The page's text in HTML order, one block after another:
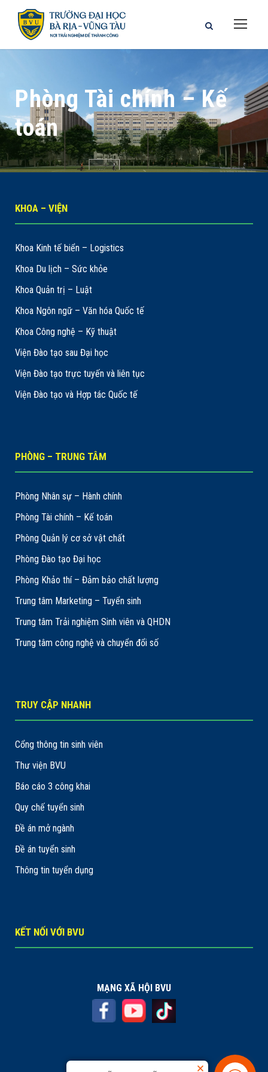
Phòng Tài chính – Kế
toán
KHOA – VIỆN
Khoa Kinh tế biển – Logistics
Khoa Du lịch – Sức khỏe
Khoa Quản trị – Luật
Khoa Ngôn ngữ – Văn hóa Quốc tế
Khoa Công nghệ – Kỹ thuật
Viện Đào tạo sau Đại học
Viện Đào tạo trực tuyến và liên tục
Viện Đào tạo và Hợp tác Quốc tế
PHÒNG – TRUNG TÂM
Phòng Nhân sự – Hành chính
Phòng Tài chính – Kế toán
Phòng Quản lý cơ sở vật chất
Phòng Đào tạo Đại học
Phòng Khảo thí – Đảm bảo chất lượng
Trung tâm Marketing – Tuyển sinh
Trung tâm Trải nghiệm Sinh viên và QHDN
Trung tâm công nghệ và chuyển đổi số
TRUY CẬP NHANH
Cổng thông tin sinh viên
Thư viện BVU
Báo cáo 3 công khai
Quy chế tuyển sinh
Đề án mở ngành
Đề án tuyển sinh
Thông tin tuyển dụng
KẾT NỐI VỚI BVU
MẠNG XÃ HỘI BVU